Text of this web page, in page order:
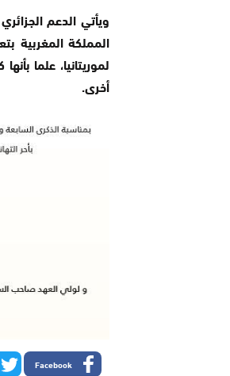
ويأتي الدعم
المملكة المغربية
لموريتانيا، علما
أخرى.
Facebook